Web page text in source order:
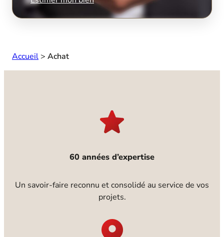
Accueil > Achat
60 années d’expertise
Un savoir-faire reconnu et consolidé au service de vos
projets.